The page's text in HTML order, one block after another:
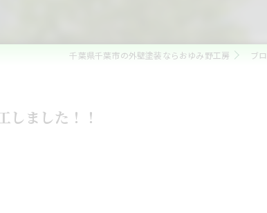
千葉県千葉市の外壁塗装ならおゆみ野工房 ブ
しました！！